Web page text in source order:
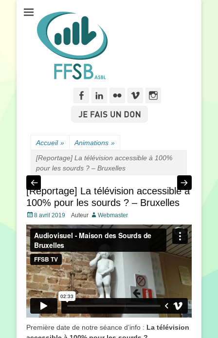
Fédération Francophone des Sourds de Belgique
FacebookLinkedln
Flickr Vimeo
Accueil » Animations »
[Reportage] La télévision accessible à 100%
pour les sourds ? – Bruxelles
[Reportage] La télévision accessible à
100% pour les sourds ? – Bruxelles
Posté
le
8 avril 2019 Auteur Webmaster
Première date de notre séance d’info : La télévision